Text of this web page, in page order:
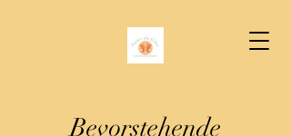
Bevorstehende